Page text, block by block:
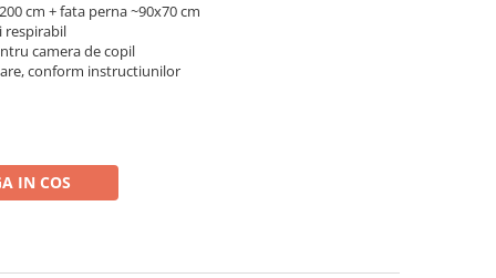
cm + fata perna ~90x70 cm
respirabil
camera de copil
conform instructiunilor
IN COS